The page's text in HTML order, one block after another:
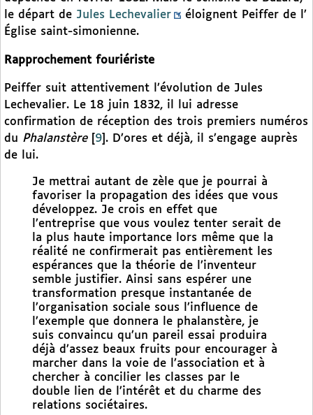
le départ de Jules Lechevalier
éloignent Peiffer de l’
Église saint-simonienne.
Rapprochement fouriériste
Peiffer suit attentivement l’évolution de Jules
Lechevalier. Le 18 juin 1832, il lui adresse
confirmation de réception des trois premiers numéros
du Phalanstère[ 9 . D’ores et déjà, il s’engage auprès
de lui.
Je mettrai autant de zèle que je pourrai à
favoriser la propagation des idées que vous
développez. Je crois en effet que
l’entreprise que vous voulez tenter serait de
la plus haute importance lors même que la
réalité ne confirmerait pas entièrement les
espérances que la théorie de l’inventeur
semble justifier. Ainsi sans espérer une
transformation presque instantanée de
l’organisation sociale sous l’influence de
l’exemple que donnera le phalanstère, je
suis convaincu qu’un pareil essai produira
déjà d’assez beaux fruits pour encourager à
marcher dans la voie de l’association et à
chercher à concilier les classes par le
double lien de l’intérêt et du charme des
relations sociétaires.